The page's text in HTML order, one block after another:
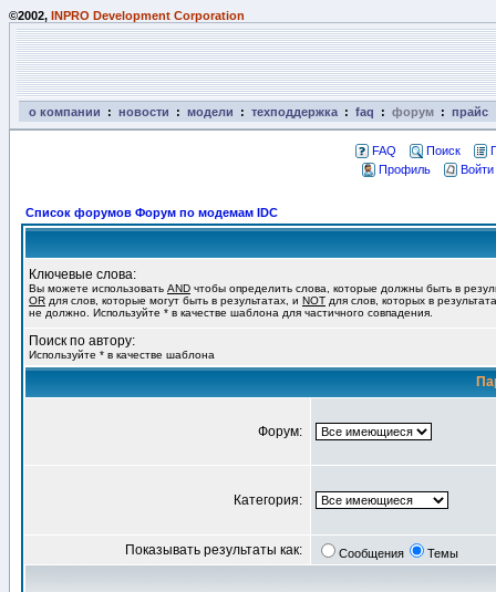
©2002, INPRO Development Corporation
о компании : новости : модели : техподдержка : faq : форум : прайс
FAQ Поиск
Профиль
Список форумов Форум по модемам IDC
Ключевые слова:
Вы можете использовать AND чтобы определить слова, которые должны быть в
OR для слов, которые могут быть в результатах, и NOT для слов, которых в
не должно. Используйте * в качестве шаблона для частичного совпадения.
Поиск по автору:
Используйте * в качестве шаблона
Форум:
Категория:
Показывать результаты как: Сообщения Темы